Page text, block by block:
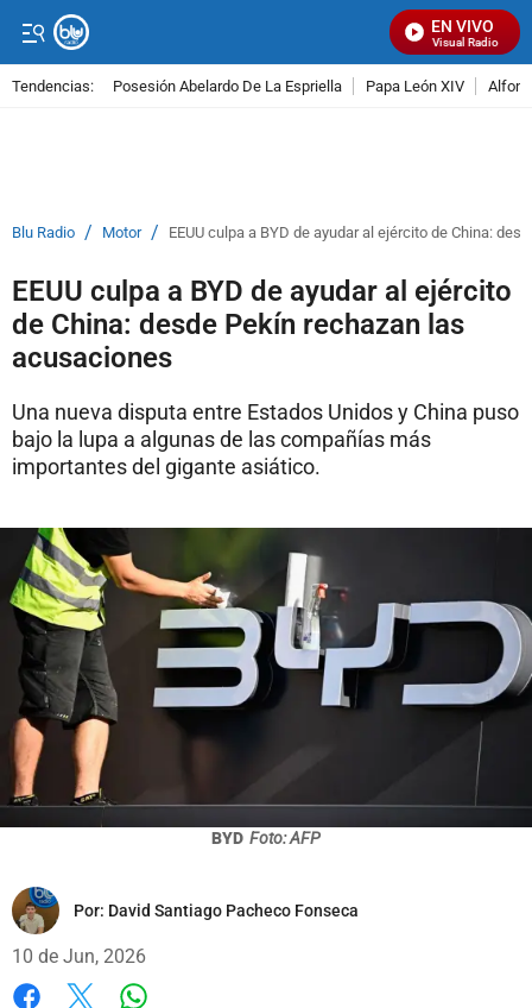
EN VIVO
Señal Visual Radio
Tendencias: Posesión Abelardo De La Espriella Papa León XIV
Blu Radio / Motor / EEUU culpa a BYD de ayudar al ejército de China:
EEUU culpa a BYD de ayudar al ejército
de China: desde Pekín rechazan las
acusaciones
Una nueva disputa entre Estados Unidos y China puso
bajo la lupa a algunas de las compañías más
importantes del gigante asiático.
BYD Foto: AFP
Por: David Santiago Pacheco Fonseca
10 de Jun, 2026